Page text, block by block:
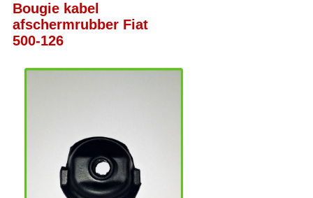
Bougie kabel
afschermrubber Fiat
500-126